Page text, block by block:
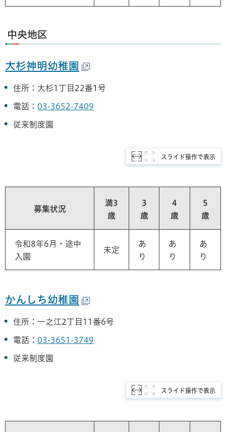
中央地区
大杉神明幼稚園
住所：大杉1丁目22番1号
電話： 03-3652-7409
従来制度園
スライド操作で表示
募集状況
満3
歳
3
歳
4
歳
5
歳
令和8年6月・途中
入園
未定
あ
り
あ
り
あ
り
かんしち幼稚園
住所：一之江2丁目11番6号
電話： 03-3651-3749
従来制度園
スライド操作で表示